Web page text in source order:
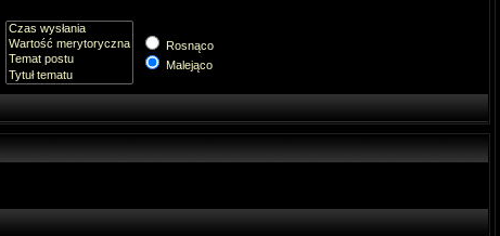
Rosnąco
Malejąco